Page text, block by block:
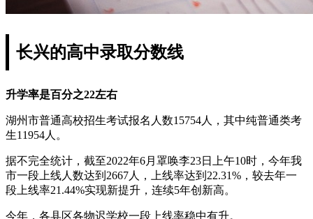
长兴的高中录取分数线
升学率是百分之22左右
湖州市普通高校招生考试报名人数15754人，其中纯普通类考
生11954人。
据不完全统计，截至2022年6月罩唤李23日上午10时，今年我
市一段上线人数达到2667人，上线率达到22.31%，较去年一
段上线率21.44%实现新提升，连续5年创新高。
今年，各县区各物迟学校一段上线率稳中有升。